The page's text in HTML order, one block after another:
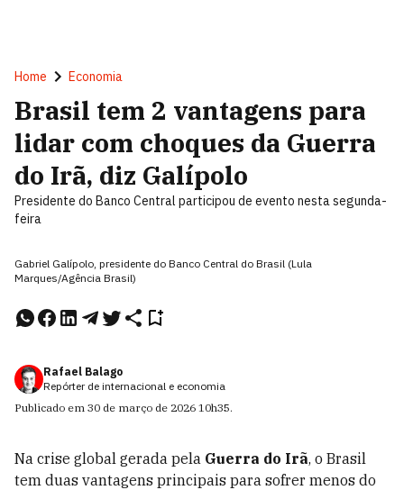
Home Economia
Brasil tem 2 vantagens para
lidar com choques da Guerra
do Irã, diz Galípolo
Presidente do Banco Central participou de evento nesta segunda-
feira
Gabriel Galípolo, presidente do Banco Central do Brasil (Lula
Marques/Agência Brasil)
Rafael Balago
Repórter de internacional e economia
Publicado em 30 de março de 2026 10h35.
Na crise global gerada pela Guerra do Irã, o Brasil
tem duas vantagens principais para sofrer menos do